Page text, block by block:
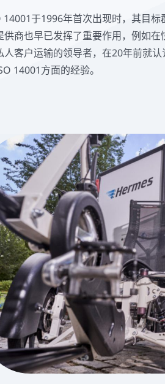
14001于1996年首次出现时，其目
供商也早已发挥了重要作用，例如在
人客户运输的领导者，在20年前就
14001方面的经验。